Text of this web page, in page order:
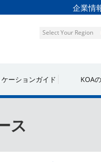
企業情
Select Your Region
ーションガイド KOA
ス